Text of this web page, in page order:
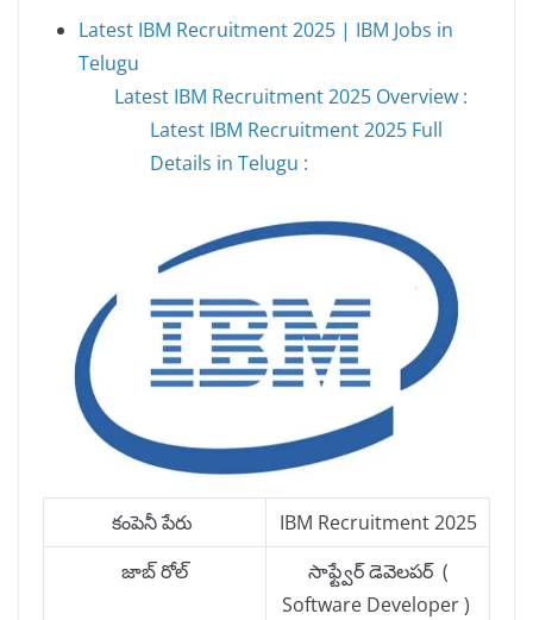
Latest IBM Recruitment 2025 | IBM Jobs in
Telugu
Latest IBM Recruitment 2025 Overview :
Latest IBM Recruitment 2025 Full
Details in Telugu :
కంపెనీ పేరు
IBM Recruitment 2025
జాబ్ రోల్
సాఫ్ట్వేర్ డెవెలపర్ (
Software Developer )